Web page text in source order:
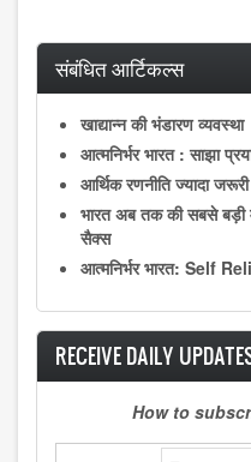
संबंधित आर्टिकल्स
खाद्यान्न की भंडारण व्यवस्था
आत्मनिर्भर भारत : साझा
आर्थिक रणनीति ज्यादा जरूरी
भारत अब तक की सबसे बड़ी
सैक्स
आत्मनिर्भर भारत: Self
RECEIVE DAILY
How to